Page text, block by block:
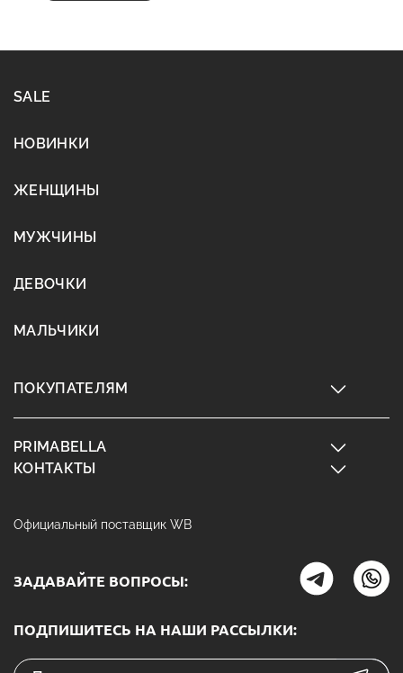
SALE
НОВИНКИ
ЖЕНЩИНЫ
МУЖЧИНЫ
ДЕВОЧКИ
МАЛЬЧИКИ
ПОКУПАТЕЛЯМ
PRIMABELLA
КОНТАКТЫ
Официальный поставщик WB
ЗАДАВАЙТЕ ВОПРОСЫ:
ПОДПИШИТЕСЬ НА НАШИ РАССЫЛКИ: